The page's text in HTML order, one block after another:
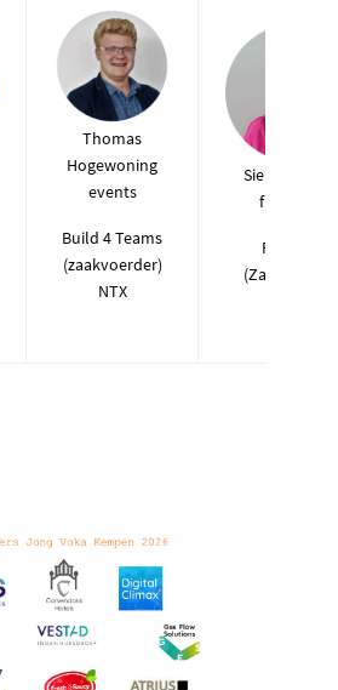
Thomas
Hogewoning
events
Build 4 Teams
(zaakvoerder)
NTX
Sien
financiën
Processo